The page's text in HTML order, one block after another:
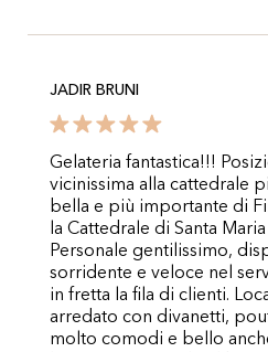
JADIR BRUNI
Gelateria fantastica!!!
vicinissima alla cattedrale
bella e più importante di
la Cattedrale di Santa
Personale gentilissimo,
sorridente e veloce nel
in fretta la fila di clienti.
arredato con divanetti,
molto comodi e bello